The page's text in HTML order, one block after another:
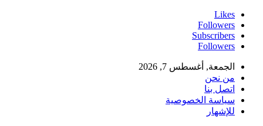
Likes
Followers
Subscribers
Followers
الجمعة, أغسطس 7, 2026
من نحن
اتصل بنا
سياسة الخصوصية
للإشهار